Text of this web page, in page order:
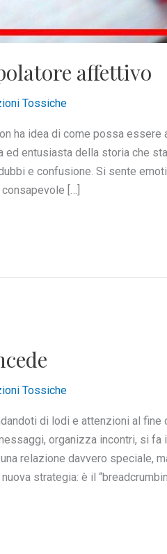
affettivo
Tossiche
ha idea di come possa essere
entusiasta della storia che
e confusione. Si sente
[…]
Tossiche
di lodi e attenzioni al fine
organizza incontri, si
relazione davvero speciale,
strategia: è il